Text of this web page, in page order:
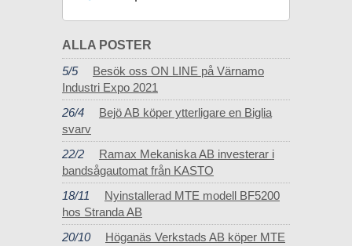
ALLA POSTER
5/5
Besök oss ON LINE på Värnamo
Industri Expo 2021
26/4
Bejö AB köper ytterligare en Biglia
svarv
22/2
Ramax Mekaniska AB investerar i
bandsågautomat från KASTO
18/11
Nyinstallerad MTE modell BF5200
hos Stranda AB
20/10
Höganäs Verkstads AB köper MTE